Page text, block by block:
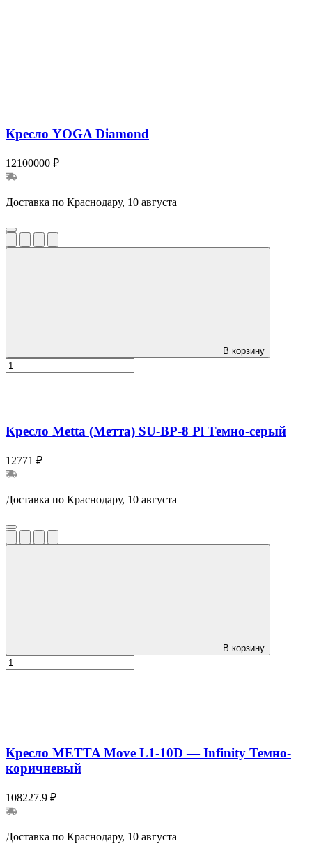
Кресло YOGA Diamond
12100000 ₽
Доставка по Краснодару, 10 августа
В корзину
Кресло Metta (Метта) SU-BP-8 Pl Темно-серый
12771 ₽
Доставка по Краснодару, 10 августа
В корзину
Кресло METTA Move L1-10D — Infinity Темно-
коричневый
108227.9 ₽
Доставка по Краснодару, 10 августа